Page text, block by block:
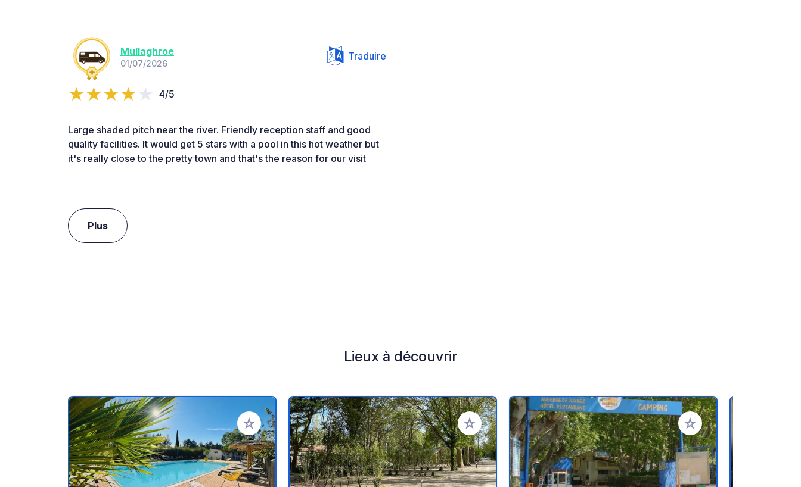
Mullaghroe
01/07/2026
Traduire
4/5
Large shaded pitch near the river. Friendly reception staff and good
quality facilities. It would get 5 stars with a pool in this hot weather but
it's really close to the pretty town and that's the reason for our visit
Plus
Lieux à découvrir
Ajouter à vos favoris Ajouter à vos favoris Ajouter à vos favoris